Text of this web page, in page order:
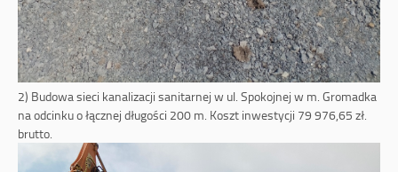
2) Budowa sieci kanalizacji sanitarnej w ul. Spokojnej w m. Gromadka
na odcinku o łącznej długości 200 m. Koszt inwestycji 79 976,65 zł.
brutto.